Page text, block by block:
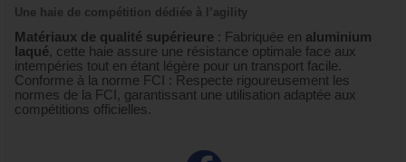
Une haie de compétition dédiée à l’agility
Matériaux de qualité supérieure : Fabriquée en aluminium
laqué, cette haie assure une résistance optimale face aux
intempéries tout en étant légère pour un transport facile.
Conforme à la norme FCI : Respecte rigoureusement les
normes de la FCI, garantissant une utilisation adaptée aux
compétitions officielles.